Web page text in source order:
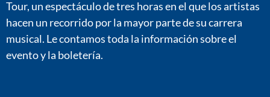
Tour, un espectáculo de tres horas en el que los artistas
hacen un recorrido por la mayor parte de su carrera
musical. Le contamos toda la información sobre el
evento y la boletería.